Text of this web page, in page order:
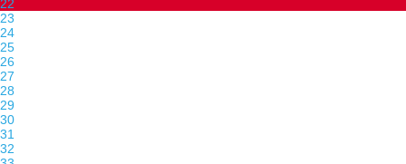
22
23
24
25
26
27
28
29
30
31
32